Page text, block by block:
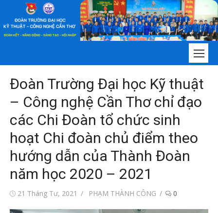
nội
Đoàn Trường Đại học Kỹ thuật
– Công nghệ Cần Thơ chỉ đạo
các Chi Đoàn tổ chức sinh
hoạt Chi đoàn chủ điểm theo
hướng dẫn của Thành Đoàn
năm học 2020 – 2021
Đăng21 Tháng Tư, 2021
Tác
PHẠM THÀNH CÔNG 0